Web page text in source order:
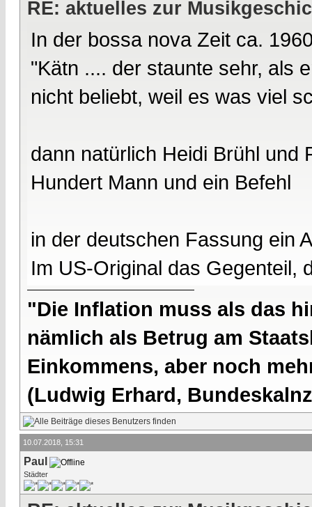
RE: aktuelles zur
In der bossa nova Zeit ca.
"Kätn .... der staunte sehr, als
nicht beliebt, weil es was viel
dann natürlich Heidi Brühl und
Hundert Mann und ein Befehl
in der deutschen Fassung ein
Im US-Original das Gegenteil,
"Die Inflation muss als das
nämlich als Betrug am
Einkommens, aber noch
(Ludwig Erhard,
10.07.2018, 15:31
Paul
Städter